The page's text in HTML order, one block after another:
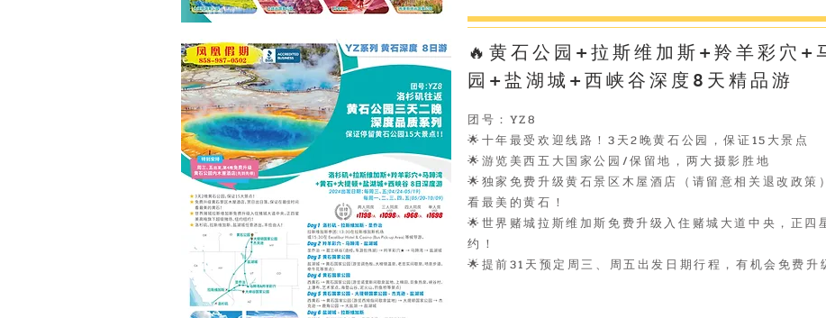
🔥黄石公园+拉斯维加斯+羚羊彩穴+
园+盐湖城+西峡谷深度8天精品游
团号：YZ8
🌟十年最受欢迎线路！3天2晚黄石公园，保证15大景点
🌟游览美西五大国家公园/保留地，两大摄影胜地
🌟独家免费升级黄石景区木屋酒店（请留意相关退改政策
看最美的黄石！
🌟世界赌城拉斯维加斯免费升级入住赌城大道中央，正四
约！
🌟提前31天预定周三、周五出发日期行程，有机会免费